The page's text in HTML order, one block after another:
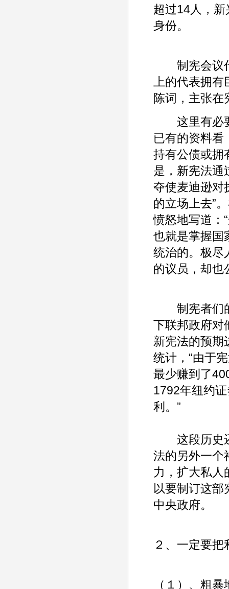
超过14人，
身份。
制宪会议代
上的代表拥
陈词，主张在
这里有必要
已有的资料看
持有公债或拥
是，新宪法通
夺使麦迪逊对
的立场上去”
愤怒地写道：
也就是掌握国
统治的。极尽
的议员，却也
制宪者们的
下联邦政府对
新宪法的预期
统计，“由于
最少赚到了
1792年纽约
利。”
这段历史还
法的另外一个
力，扩大私人
以要制订这
中央政府。
２、一定要
（１）、粗